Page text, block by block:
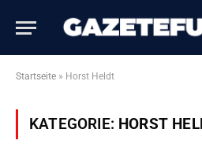
Startseite » Horst Heldt
KATEGORIE: HORST